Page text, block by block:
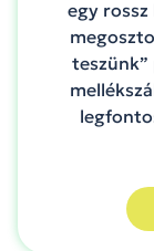
egy
teszünk”